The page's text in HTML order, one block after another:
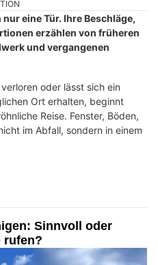
eine Tür. Ihre Beschläge,
erzählen von früheren
und vergangenen
oder lässt sich ein
Ort erhalten, beginnt
Reise. Fenster, Böden,
im Abfall, sondern in einem
Sinnvoll oder
rufen?